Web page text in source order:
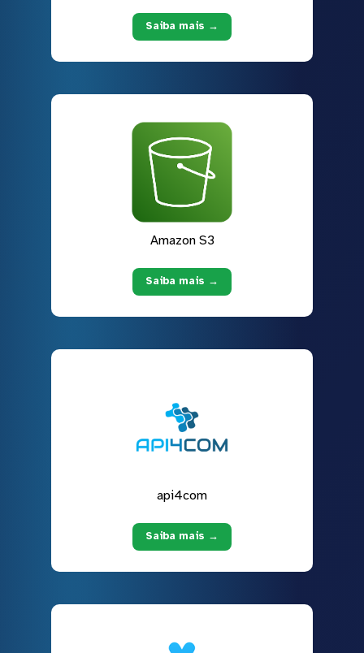
Saiba mais →
Amazon S3
Saiba mais →
api4com
Saiba mais →